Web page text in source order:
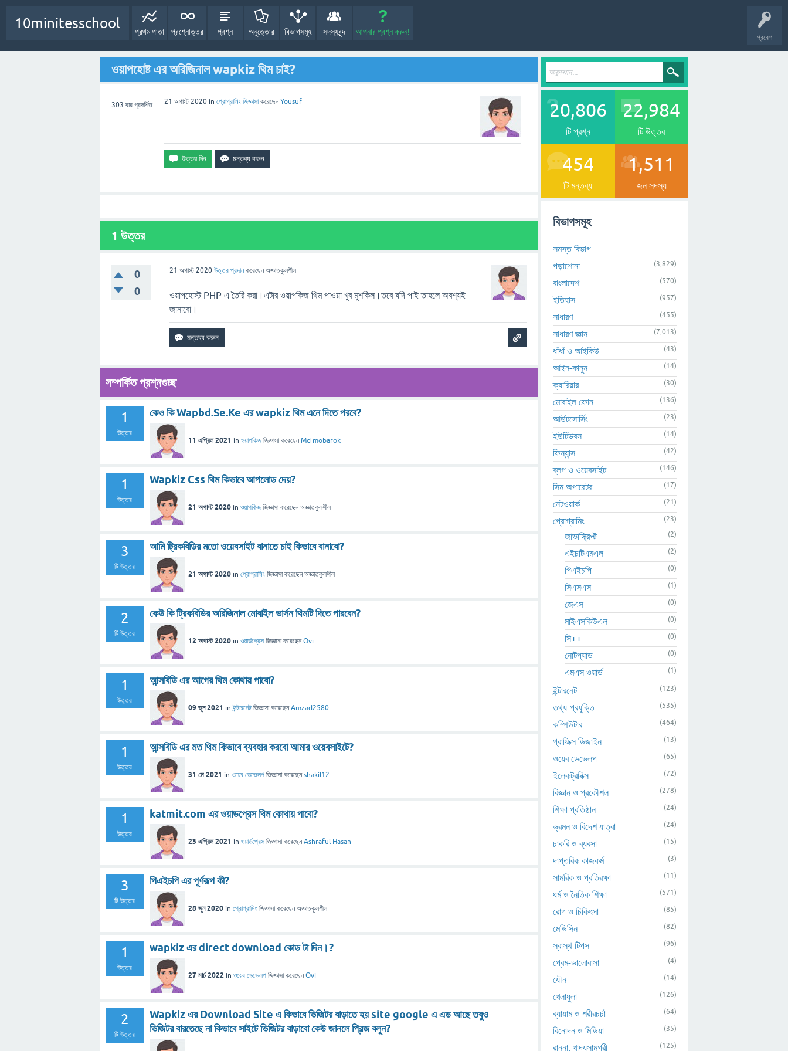
প্রবেশ
10minitesschool
প্রথম পাতা প্রশ্নোত্তর প্রশ্ন অনুত্তোর বিভাগসমূহ সদস্যবৃন্দ আপনার প্রশ্ন করুন!
ওয়াপহোষ্ট এর অরিজিনাল wapkiz থিম চাই?
303 বার প্রদর্শিত 21 অগাস্ট 2020 in প্রোগ্রামিং জিজ্ঞাসা করেছেনYousuf
1 উত্তর
0
0
21 অগাস্ট 2020 উত্তর প্রদান করেছেনঅজ্ঞাতকুলশীল
ওয়াপহোস্ট PHP এ তৈরি করা।এটার ওয়াপকিজ থিম পাওয়া খুব মুশকিল।তবে যদি পাই তাহলে অবশ্যই
জানাবো।
সম্পর্কিত প্রশ্নগুচ্ছ
1
উত্তর
কেও কি Wapbd.Se.Ke এর wapkiz থিম এনে দিতে পরবে?
11 এপ্রিল 2021 in ওয়াপকিজ জিজ্ঞাসা করেছেনMd mobarok
1
উত্তর
Wapkiz Css থিম কিভাবে আপলোড দেয়?
21 অগাস্ট 2020 in ওয়াপকিজ জিজ্ঞাসা করেছেনঅজ্ঞাতকুলশীল
3
টি উত্তর
আমি ট্রিকবিডির মতো ওয়েবসাইট বানাতে চাই কিভাবে বানাবো?
21 অগাস্ট 2020 in প্রোগ্রামিং জিজ্ঞাসা করেছেনঅজ্ঞাতকুলশীল
2
টি উত্তর
কেউ কি ট্রিকবিডির অরিজিনাল মোবাইল ভার্সন থিমটি দিতে পারবেন?
12 অগাস্ট 2020 in ওয়ার্ডপ্রেস জিজ্ঞাসা করেছেনOvi
1
উত্তর
আন্সবিডি এর আগের থিম কোথায় পাবো?
09 জুন 2021 in ইন্টারনেট জিজ্ঞাসা করেছেনAmzad2580
1
উত্তর
আন্সবিডি এর মত থিম কিভাবে ব্যবহার করবো আমার ওয়েবসাইটে?
31 মে 2021 in ওয়েব ডেভেলপ জিজ্ঞাসা করেছেনshakil12
1
উত্তর
katmit.com এর ওয়াডপ্রেস থিম কোথায় পাবো?
23 এপ্রিল 2021 in ওয়ার্ডপ্রেস জিজ্ঞাসা করেছেনAshraful Hasan
3
টি উত্তর
পিএইচপি এর পূর্ণরূপ কী?
28 জুন 2020 in প্রোগ্রামিং জিজ্ঞাসা করেছেনঅজ্ঞাতকুলশীল
1
উত্তর
wapkiz এর direct download কোড টা দিন।?
27 মার্চ 2022 in ওয়েব ডেভেলপ জিজ্ঞাসা করেছেনOvi
2
টি উত্তর
Wapkiz এর Download Site এ কিভাবে ভিজিটর বাড়াতে হয় site google এ এড আছে তবুও
ভিজিটর বারতেছে না কিভাবে সাইটে ভিজিটর বাড়াবো কেউ জানলে প্রিল্জ বলুন?
20,806
টি প্রশ্ন
22,984
টি উত্তর
454
টি মন্তব্য
1,511
জন সদস্য
বিভাগসমূহ
সমস্ত বিভাগ
পড়াশোনা
(3,829)
বাংলাদেশ (570)
ইতিহাস (957)
সাধারণ (455)
সাধারণ জ্ঞান (7,013)
ধাঁধাঁ ও আইকিউ (43)
আইন-কানুন (14)
ক্যারিয়ার (30)
মোবাইল ফোন (136)
আউটসোর্সিং (23)
ইউটিউবস (14)
ফিন্যান্স (42)
ব্লগ ও ওয়েবসাইট (146)
সিম অপারেটর (17)
নেটওয়ার্ক (21)
প্রোগ্রামিং (23)
জাভাস্ক্রিপ্ট (2)
এইচটিএমএল (2)
পিএইচপি (0)
সিএসএস (1)
জেএস (0)
মাইএসকিউএল (0)
সি++ (0)
নোটপ্যাড (0)
এমএস ওয়ার্ড (1)
ইন্টারনেট (123)
তথ্য-প্রযুক্তি (535)
কম্পিউটার (464)
গ্রাফিক্স ডিজাইন (13)
ওয়েব ডেভেলপ (65)
ইলেকট্রনিক্স (72)
বিজ্ঞান ও প্রকৌশল (278)
শিক্ষা প্রতিষ্ঠান (24)
ভ্রমন ও বিদেশ যাত্রা (24)
চাকরি ও ব্যবসা (15)
দাপ্তরিক কাজকর্ম (3)
সামরিক ও প্রতিরক্ষা (11)
ধর্ম ও নৈতিক শিক্ষা (571)
রোগ ও চিকিৎসা (85)
মেডিসিন (82)
স্বাস্থ টিপস (96)
প্রেম-ভালোবাসা (4)
যৌন (14)
খেলাধুলা (126)
ব্যায়াম ও শরীরচর্চা (64)
বিনোদন ও মিডিয়া (35)
রান্না, খাদ্যসামগ্রী (125)